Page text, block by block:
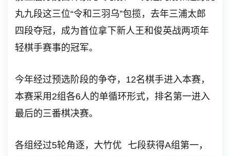
丸九段这三位“令和三羽乌”包揽，去年三浦太郎
四段夺冠，成为首位拿下新人王和俊英战两项年
轻棋手赛事的冠军。
今年经过预选阶段的争夺，12名棋手进入本赛，
本赛采用2组各6人的单循环形式，排名第一进入
最后的三番棋决赛。
各组经过5轮角逐， 大竹优
七段获得A组第一，